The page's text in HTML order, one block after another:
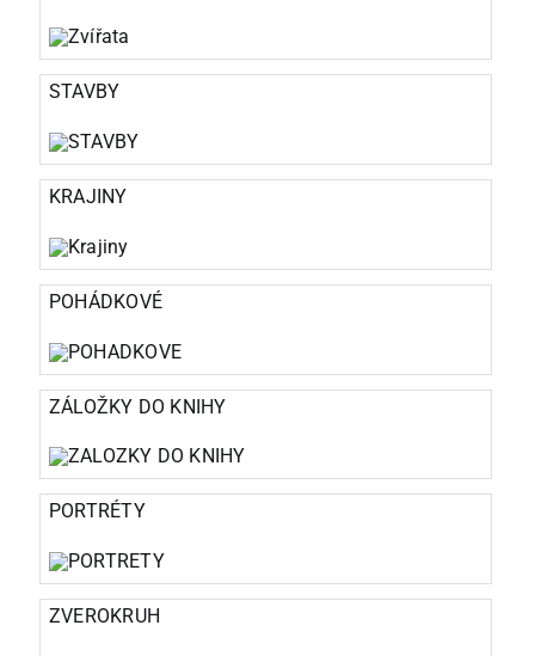
STAVBY
KRAJINY
POHÁDKOVÉ
ZÁLOŽKY DO KNIHY
PORTRÉTY
ZVEROKRUH